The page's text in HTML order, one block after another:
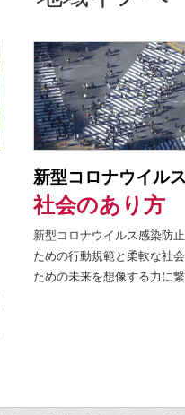
新型コロナウイル
社会のあり方
新型コロナウイルス感染防
ための行動規範と柔軟な社
ための未来を想像する力に